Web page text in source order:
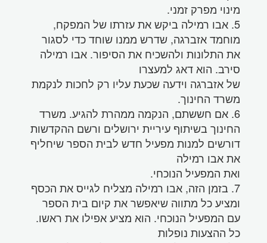
מינוי מפרק זמני.
5. אבו רמילה ביקש את עזרתו של המפקח,
מוחמד אזברגה, שדרש ממנו שוחד כדי לסגור
את התלונות ולהשכיח את הסיפור. אבו רמילה
סירב. הוא דאג למעצרו
של אזברגה וידעה שכעת עליו רק לחכות לנקמת
משרד החינוך.
6. אם חששתם, הנקמה ממהרת להגיע. משרד
החינוך בשיתוף עיריית ירושלים ורשם ההקדשות
דורשים למנות מפעיל חדש לבית הספר שיחליף
את אבו רמילה
ואת המפעיל הנוכחי.
7. בזמן הזה, אבו רמילה מצליח לגייס את הכסף
ומציע כל מתווה שיאפשר את קיום בית הספר
עם המפעיל הנוכחי. הוא מציע אפילו את ראשו.
כל ההצעות נופלות